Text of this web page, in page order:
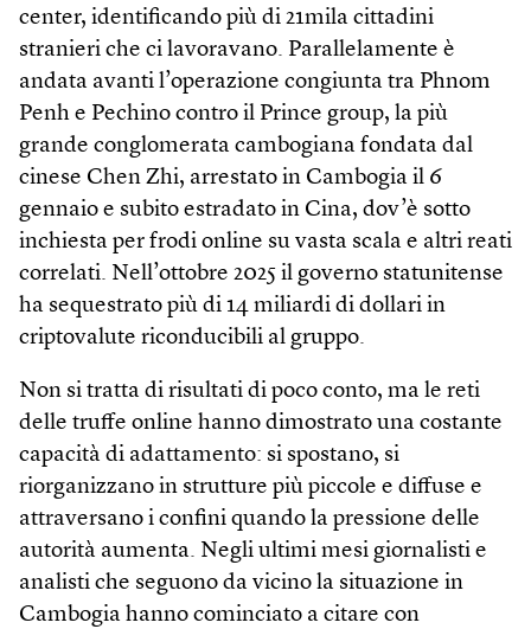
center, identificando più di 21mila cittadini
stranieri che ci lavoravano. Parallelamente è
andata avanti l’operazione congiunta tra Phnom
Penh e Pechino contro il Prince group, la più
grande conglomerata cambogiana fondata dal
cinese Chen Zhi, arrestato in Cambogia il 6
gennaio e subito estradato in Cina, dov’è sotto
inchiesta per frodi online su vasta scala e altri reati
correlati. Nell’ottobre 2025 il governo statunitense
ha sequestrato più di 14 miliardi di dollari in
criptovalute riconducibili al gruppo.
Non si tratta di risultati di poco conto, ma le reti
delle truffe online hanno dimostrato una costante
capacità di adattamento: si spostano, si
riorganizzano in strutture più piccole e diffuse e
attraversano i confini quando la pressione delle
autorità aumenta. Negli ultimi mesi giornalisti e
analisti che seguono da vicino la situazione in
Cambogia hanno cominciato a citare con